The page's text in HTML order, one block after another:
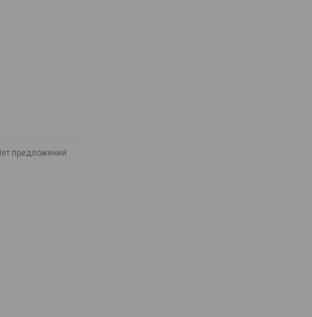
предложений